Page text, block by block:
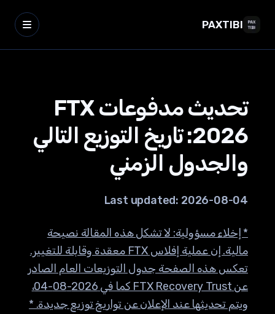
PAXTIBI
تحديث مدفوعات FTX
2026: تاريخ التوزيع التالي
والجدول الزمني
Last updated: 2026-08-04
* إخلاء مسؤولية: لا تشكل هذه المقالة نصيحة
مالية. إن عملية إفلاس FTX معقدة وقابلة للتغيير.
تعكس هذه الصفحة جدول التوزيعات العام الصادر
عن FTX Recovery Trust كما في 2026-08-04،
ويتم تحديثها عند الإعلان عن تواريخ توزيع جديدة. *